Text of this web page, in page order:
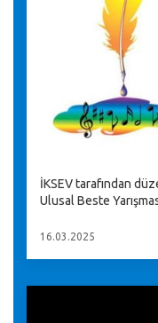
İKSEV tarafından
Ulusal Beste
16.03.2025